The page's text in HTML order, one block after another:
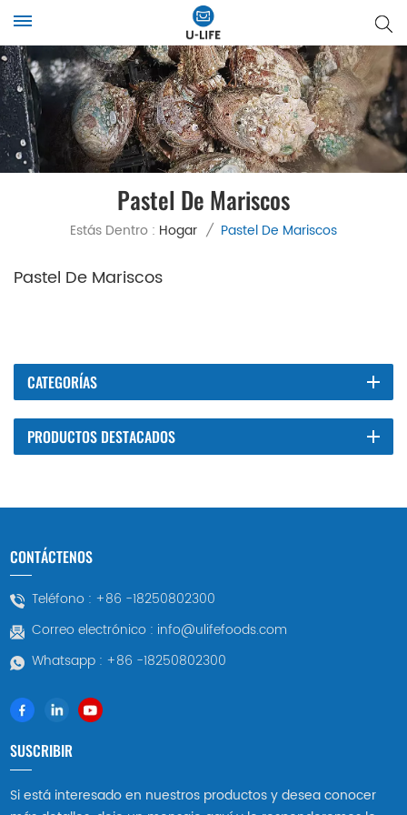
Pastel De Mariscos
Estás Dentro : Hogar / Pastel De Mariscos
Pastel De Mariscos
CATEGORÍAS
PRODUCTOS DESTACADOS
CONTÁCTENOS
Teléfono : +86 -18250802300
Correo electrónico : info@ulifefoods.com
Whatsapp : +86 -18250802300
SUSCRIBIR
Si está interesado en nuestros productos y desea conocer